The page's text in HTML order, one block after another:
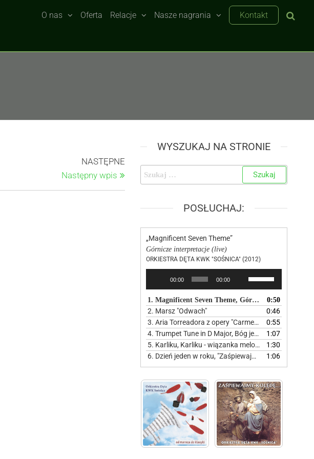
Kontakt
O nas Oferta Relacje Nasze nagrania
NASTĘPNE
Następny wpis
WYSZUKAJ NA STRONIE
POSŁUCHAJ:
„Magnificent Seven Theme”
Górnicze interpretacje (live)
ORKIESTRA DĘTA KWK "SOŚNICA" (2012)
00:00 00:00
góry
oraz
do
dołu
aby
zwiększyć
zmniejszyć
głośność.
1. Magnificent Seven Theme, Górnicze interpretacje 0:50
2. Marsz "Odwach"
0:46
3. Aria Torreadora z opery "Carmen" - Od marsza do klasyki
0:55
4. Trumpet Tune in D Major, Bóg jest miłością
1:07
5. Karliku, Karliku - wiązanka melodii śląskich
1:30
6. Dzień jeden w roku, "Zaśpiewajmy kolędę"
1:06